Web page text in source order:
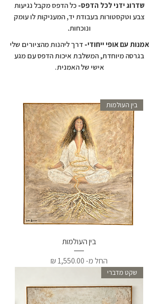
שדרוג ידני לכל הדפס-כל הדפס מקבל נגיעות
צבע וטקסטורות בעבודת יד, המעניקות לו עומק
ונוכחות.
אמנות עם אופי ייחודי- דרך ליהנות מהציורים שלי
בגרסה מיוחדת, המשלבת איכות הדפס עם מגע
אישי של האמנית.
בין העולמות
בין העולמות
החל מ-
מחיר מבצע
שקט מדברי